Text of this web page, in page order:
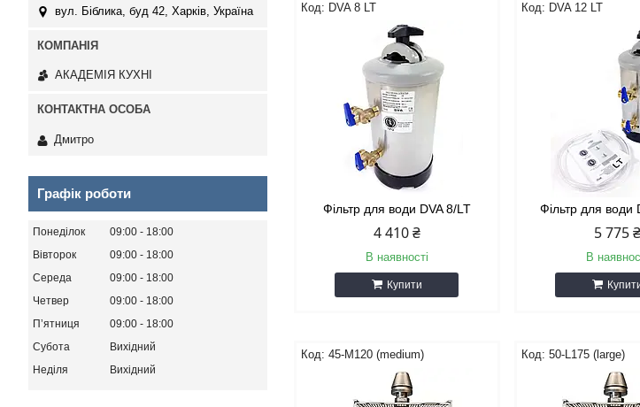
DVA 8 LT
Фільтр для води DVA 8/LT
4 410 ₴
В наявності
Купити
DVA 12 LT
Фільтр для води
5 775 ₴
В
45-M120 (medium) 50-L175 (large)
вул. Біблика, буд 42, Харків, Україна
АКАДЕМІЯ КУХНІ
Дмитро
Графік роботи
Понеділок 09:00
18:00
Вівторок
09:00
18:00
Середа
09:00
18:00
Четвер
09:00
18:00
Пʼятниця
09:00
18:00
Субота
Вихідний
Неділя
Вихідний